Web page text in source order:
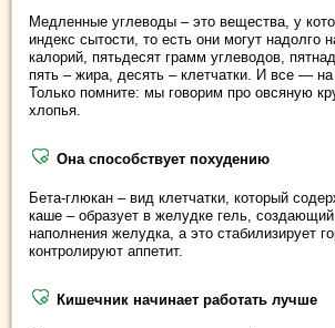
Медленные углеводы – это вещества, у
индекс сытости, то есть они могут надолго
калорий, пятьдесят грамм углеводов,
пять – жира, десять – клетчатки. И все — на
Только помните: мы говорим про овсяную
хлопья.
Она способствует похудению
Бета-глюкан – вид клетчатки, который
каше – образует в желудке гель,
наполнения желудка, а это стабилизирует
контролируют аппетит.
Кишечник начинает работать лучше